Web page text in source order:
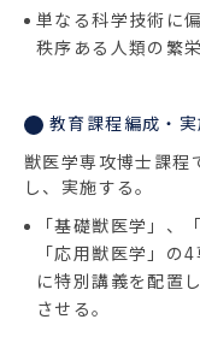
単なる科学技術に
秩序ある人類の繁
教育課程編成・
獣医学専攻博士課程
し、実施する。
「基礎獣医学」、
「応用獣医学」の
に特別講義を配置
させる。